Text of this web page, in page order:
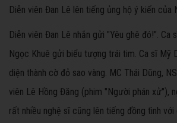
Diễn viên Đan Lê lên tiếng ủng hộ ý kiến của
Diễn viên Đan Lê nhắn gửi "Yêu ghê đó!". Ca
Ngọc Khuê gửi biểu tượng trái tim. Ca sĩ Mỹ
diện thành cờ đỏ sao vàng. MC Thái Dũng,
viên Lê Hồng Đăng (phim "Người phán xử"),
rất nhiều nghệ sĩ cũng lên tiếng đồng tình